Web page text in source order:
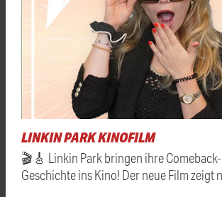
LINKIN PARK KINOFILM
🎬🎸 Linkin Park bringen ihre Comeback-
Geschichte ins Kino! Der neue Film zeigt